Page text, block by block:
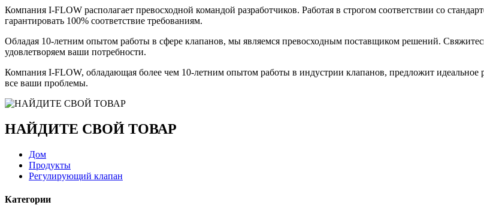
Компания I-FLOW располагает превосходной командой разработчиков. Работая в строгом соответствии со
гарантировать 100% соответствие требованиям.
Обладая 10-летним опытом работы в сфере клапанов, мы являемся превосходным поставщиком решений.
удовлетворяем ваши потребности.
Компания I-FLOW, обладающая более чем 10-летним опытом работы в индустрии клапанов, предложит
все ваши проблемы.
НАЙДИТЕ СВОЙ ТОВАР
Дом
Продукты
Регулирующий клапан
Категории